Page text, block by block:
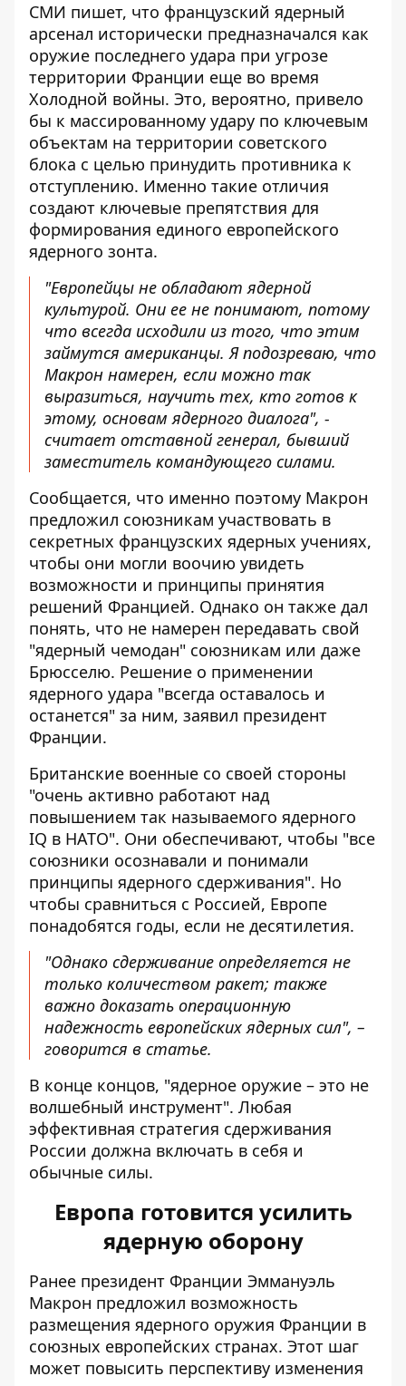
СМИ пишет, что французский ядерный
арсенал исторически предназначался как
оружие последнего удара при угрозе
территории Франции еще во время
Холодной войны. Это, вероятно, привело
бы к массированному удару по ключевым
объектам на территории советского
блока с целью принудить противника к
отступлению. Именно такие отличия
создают ключевые препятствия для
формирования единого европейского
ядерного зонта.
"Европейцы не обладают ядерной
культурой. Они ее не понимают, потому
что всегда исходили из того, что этим
займутся американцы. Я подозреваю, что
Макрон намерен, если можно так
выразиться, научить тех, кто готов к
этому, основам ядерного диалога", -
считает отставной генерал, бывший
заместитель командующего силами.
Сообщается, что именно поэтому Макрон
предложил союзникам участвовать в
секретных французских ядерных учениях,
чтобы они могли воочию увидеть
возможности и принципы принятия
решений Францией. Однако он также дал
понять, что не намерен передавать свой
"ядерный чемодан" союзникам или даже
Брюсселю. Решение о применении
ядерного удара "всегда оставалось и
останется" за ним, заявил президент
Франции.
Британские военные со своей стороны
"очень активно работают над
повышением так называемого ядерного
IQ в НАТО". Они обеспечивают, чтобы "все
союзники осознавали и понимали
принципы ядерного сдерживания". Но
чтобы сравниться с Россией, Европе
понадобятся годы, если не десятилетия.
"Однако сдерживание определяется не
только количеством ракет; также
важно доказать операционную
надежность европейских ядерных сил", –
говорится в статье.
В конце концов, "ядерное оружие – это не
волшебный инструмент". Любая
эффективная стратегия сдерживания
России должна включать в себя и
обычные силы.
Европа готовится усилить
ядерную оборону
Ранее президент Франции Эммануэль
Макрон предложил возможность
размещения ядерного оружия Франции в
союзных европейских странах. Этот шаг
может повысить перспективу изменения